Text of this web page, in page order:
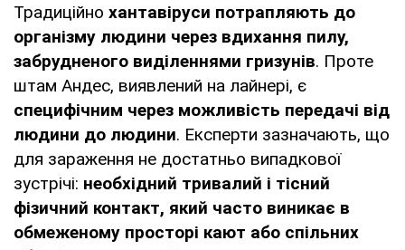
Традиційно хантавіруси потрапляють до
організму людини через вдихання пилу,
забрудненого виділеннями гризунів. Проте
штам Андес, виявлений на лайнері, є
специфічним через можливість передачі від
людини до людини. Експерти зазначають, що
для зараження не достатньо випадкової
зустрічі: необхідний тривалий і тісний
фізичний контакт, який часто виникає в
обмеженому просторі кают або спільних